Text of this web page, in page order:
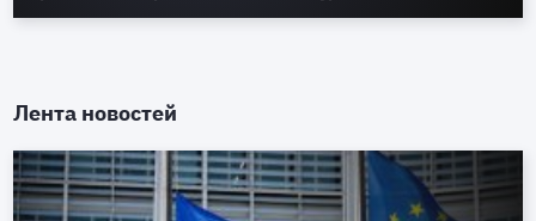
Лента новостей